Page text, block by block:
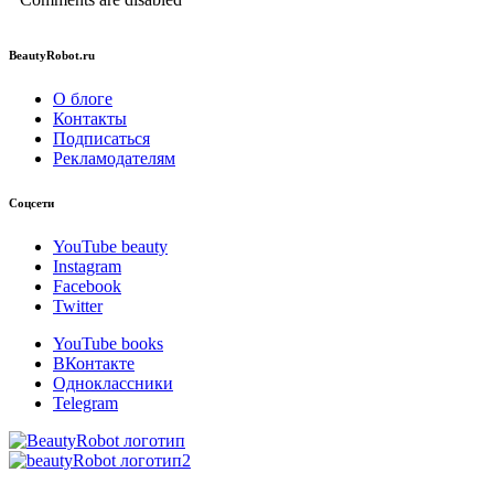
BeautyRobot.ru
О блоге
Контакты
Подписаться
Рекламодателям
Соцсети
YouTube beauty
Instagram
Facebook
Twitter
YouTube books
ВКонтакте
Одноклассники
Telegram